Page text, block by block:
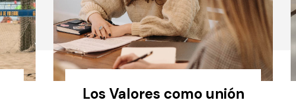
Los Valores como unión